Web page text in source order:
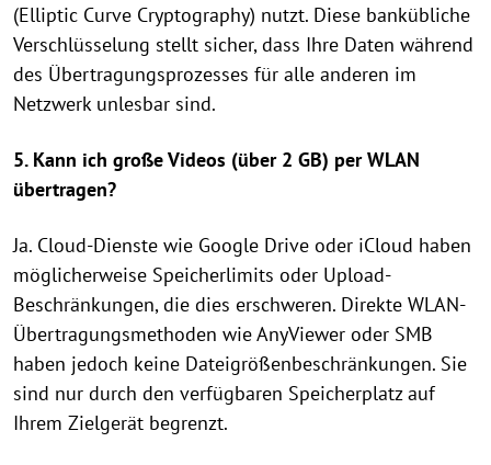
(Elliptic Curve Cryptography) nutzt. Diese bankübliche
Verschlüsselung stellt sicher, dass Ihre Daten während
des Übertragungsprozesses für alle anderen im
Netzwerk unlesbar sind.
5. Kann ich große Videos (über 2 GB) per WLAN
übertragen?
Ja. Cloud-Dienste wie Google Drive oder iCloud haben
möglicherweise Speicherlimits oder Upload-
Beschränkungen, die dies erschweren. Direkte WLAN-
Übertragungsmethoden wie AnyViewer oder SMB
haben jedoch keine Dateigrößenbeschränkungen. Sie
sind nur durch den verfügbaren Speicherplatz auf
Ihrem Zielgerät begrenzt.